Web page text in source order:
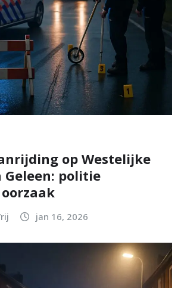
op Westelijke
Geleen: politie
jan 16, 2026